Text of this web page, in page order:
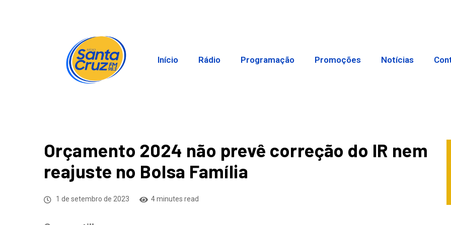
Início Rádio Programação Promoções Notícias
Orçamento 2024 não prevê correção do IR nem
reajuste no Bolsa Família
1 de setembro de 2023 4 minutes read